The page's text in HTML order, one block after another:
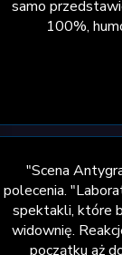
samo
100%,
"Scena
polecenia.
spektakli, które
widownię.
początku aż